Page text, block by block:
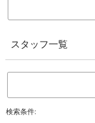
スタッフ一覧
検索条件: